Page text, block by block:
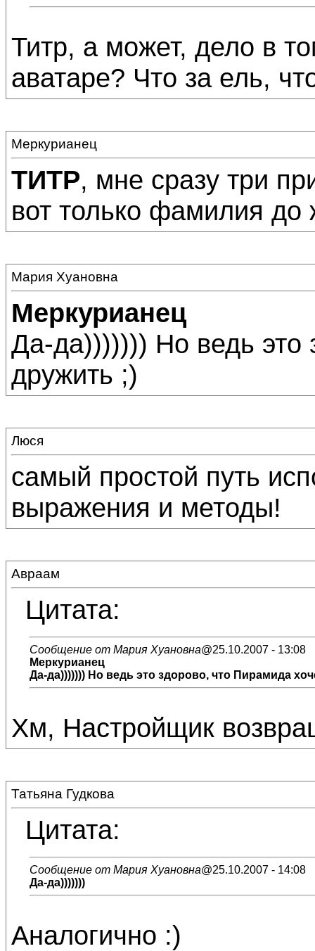
Титр, а может, дело в
аватаре? Что за ель,
Меркурианец
ТИТР, мне сразу три
вот только фамилия до
Мария Хуановна
Меркурианец
Да-да))))))) Но ведь это
дружить ;)
Люся
самый простой путь
выражения и методы!
Авраам
Цитата:
Сообщение от Мария Хуановна@25.10.2007 - 13:08
Меркурианец
Да-да))))))) Но ведь это здорово, что Пирамида
Хм, Настройщик
Татьяна Гудкова
Цитата:
Сообщение от Мария Хуановна@25.10.2007 - 14:08
Да-да)))))))
Аналогично :)